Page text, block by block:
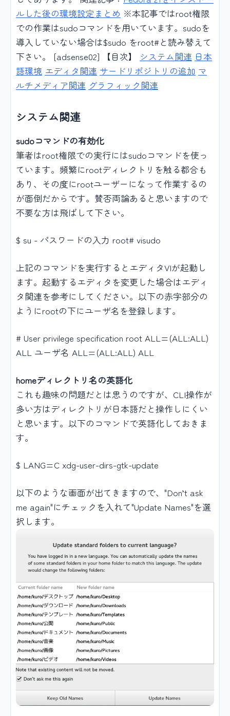
ルした後の環境設定まとめ ※本記事ではroot権限
での作業はsudoコマンドを用いています。sudoを
導入していない場合は$sudo をroot#と読み替えて
下さい。 [adsense02] 【目次】 システム関連 日本
語環境 エディタ関連 サードリポジトリの追加 マ
ルチメディア関連 グラフィック関連
システム関連
sudoコマンドの有効化
筆者はroot権限での実行にはsudoコマンドを使っ
ています。頻繁にrootディレクトリを触る都合も
あり、その度にrootユーザーになって作業するの
が面倒だからです。賛否両論あると思いますので
不要な方は飛ばして下さい。
$ su - パスワードの入力 root# visudo
上記のコマンドを実行するとエディタVIが起動し
ます。起動するエディタを変更した場合はエディ
タ関連を参考にしてください。以下の赤字部分の
ようにrootの下にユーザ名を登録します。
# User privilege specification root ALL=(ALL:ALL)
ALL ユーザ名 ALL=(ALL:ALL) ALL
homeディレクトリ名の英語化
これも趣味の問題だとは思うのですが、CLI操作が
多い方はディレクトリが日本語だと操作しにくい
と思います。以下のコマンドで英語化しておきま
す。
$ LANG=C xdg-user-dirs-gtk-update
以下のような画面が出てきますので、"Don’t ask
me again"にチェックを入れて"Update Names"を選
択します。